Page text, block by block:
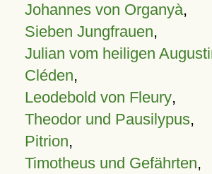
Johannes von Organyà,
Sieben Jungfrauen,
Julian vom heiligen
Cléden,
Leodebold von Fleury,
Theodor und Pausilypus,
Pitrion,
Timotheus und Gefährten,